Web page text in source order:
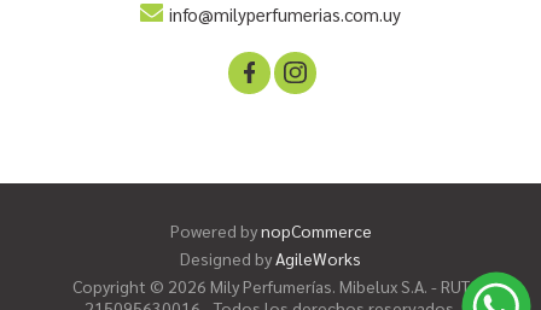
info@milyperfumerias.com.uy
Powered bynopCommerce
Designed byAgileWorks
Copyright © 2026 Mily Perfumerías. Mibelux S.A. - RUT